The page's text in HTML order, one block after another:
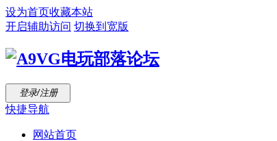
设为首页收藏本站
开启辅助访问 切换到宽版
登录/注册
快捷导航
网站首页